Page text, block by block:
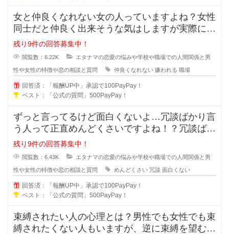
女と仲良くなれない女の人っていますよね？女性
同士だと仲良く出来そうな気はしますが実際には
仲良くなれない場合も多々あります
残り9件の回答募集中！
閲覧数：6.22K エタナマの恋愛の悩みや学校や職場での人間関係と男
性や女性の特徴や恋の相談と質問 仲良くなれない 嫌われる 職場
回答済：「報酬UP中」承認で100PayPay！
ベスト：「公式の質問」500PayPay！
ずっと言ってるけど面白くないよ…冗談ばかり言
う人って正直めんどくさいですよね！？冗談ばか
りでめんどくさい人に対しての対処
残り9件の回答募集中！
閲覧数：6.43K エタナマの恋愛の悩みや学校や職場での人間関係と男
性や女性の特徴や恋の相談と質問 めんどくさい 冗談 面白くない
回答済：「報酬UP中」承認で100PayPay！
ベスト：「公式の質問」500PayPay！
束縛されたい人の心理とは？男性でも女性でも束
縛されたくない人もいますが、逆に束縛を望む人